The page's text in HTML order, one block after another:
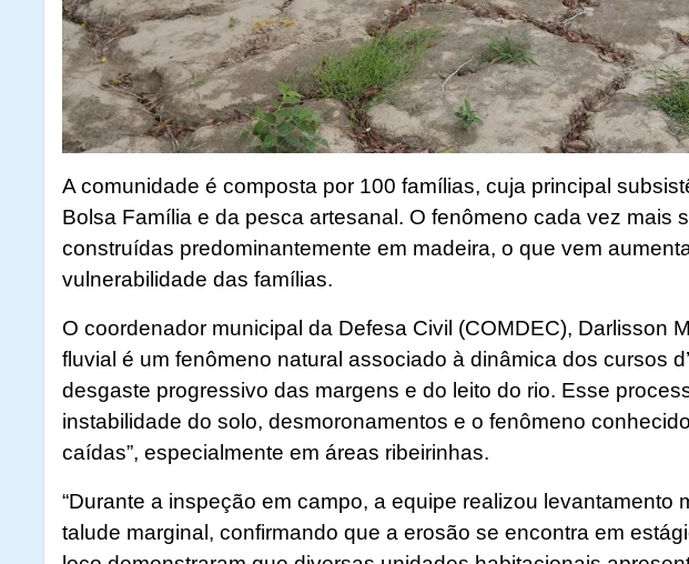
A comunidade é composta por 100 famílias, cuja principal
Bolsa Família e da pesca artesanal. O fenômeno cada vez mais
construídas predominantemente em madeira, o que vem
vulnerabilidade das famílias.
O coordenador municipal da Defesa Civil (COMDEC), Darlisson
fluvial é um fenômeno natural associado à dinâmica dos cursos
desgaste progressivo das margens e do leito do rio. Esse
instabilidade do solo, desmoronamentos e o fenômeno
caídas”, especialmente em áreas ribeirinhas.
“Durante a inspeção em campo, a equipe realizou levantamento
talude marginal, confirmando que a erosão se encontra em